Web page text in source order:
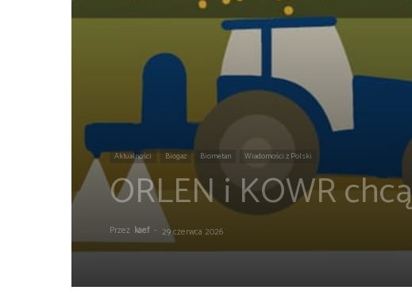
Aktualności Biogaz Biometan Wiadomości z Polski
ORLEN i KOWR
Przez kaef - 29 czerwca 2026